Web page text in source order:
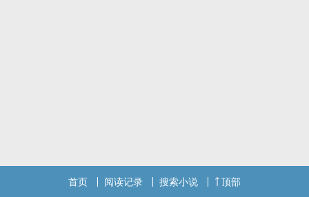
首页 阅读记录 搜索小说 顶部